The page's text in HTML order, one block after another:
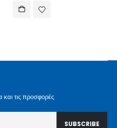
και τις προσφορές